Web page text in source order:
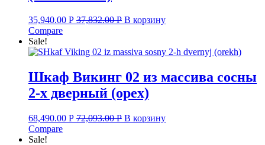
35,940.00 Р 37,832.00Р В корзину
Compare
Sale!
Шкаф Викинг 02 из массива сосны
2-х дверный (орех)
68,490.00 Р 72,093.00Р В корзину
Compare
Sale!